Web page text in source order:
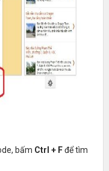
bấm Ctrl + Fđể tìm